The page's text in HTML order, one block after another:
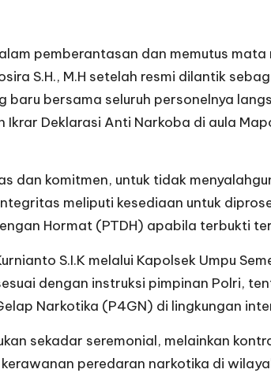
pemberantasan dan memutus
S.H., M.H setelah resmi dilantik
baru bersama seluruh personelnya
Deklarasi Anti Narkoba di aula
dan komitmen, untuk tidak
meliputi kesediaan untuk
Hormat (PTDH) apabila terbukti
S.I.K melalui Kapolsek Umpu
dengan instruksi pimpinan Polri,
Narkotika (P4GN) di lingkungan
sekadar seremonial, melainkan
peredaran narkotika di